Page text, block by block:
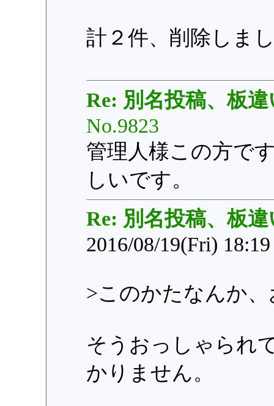
計２件、削除しま
Re: 別名投稿、板違
No.9823
管理人様この方で
しいです。
Re: 別名投稿、板違
2016/08/19(Fri)
>このかたなんか
そうおっしゃられ
かりません。